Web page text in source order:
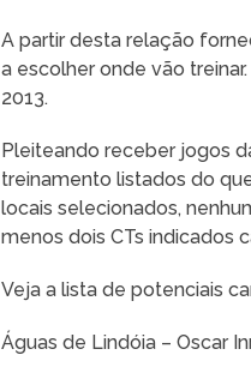
A partir desta relação
a escolher onde vão
2013.
Pleiteando receber jogos
treinamento listados do
locais selecionados,
menos dois CTs indicados
Veja a lista de potenciais
Águas de Lindóia – Oscar